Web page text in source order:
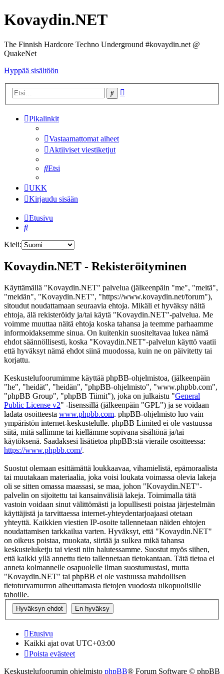
Kovaydin.NET
The Finnish Hardcore Techno Underground #kovaydin.net @
QuakeNet
Hyppää sisältöön
Etsi
Pikalinkit
Vastaamattomat aiheet
Aktiiviset viestiketjut
Etsi
UKK
Kirjaudu sisään
Etusivu
Etsi
Kieli:
Kovaydin.NET - Rekisteröityminen
Käyttämällä "Kovaydin.NET" palvelua (jälkeenpäin "me", "meitä",
"meidän", "Kovaydin.NET", "https://www.kovaydin.net/forum"),
sitoudut noudattamaan seuraavia ehtoja. Mikäli et hyväksy näitä
ehtoja, älä rekisteröidy ja/tai käytä "Kovaydin.NET"-palvelua. Me
voimme muuttaa näitä ehtoja koska tahansa ja teemme parhaamme
informoidaksemme sinua. On kuitenkin suositeltavaa lukea nämä
ehdot säännöllisesti, koska "Kovaydin.NET"-palvelun käyttö vaatii
että hyväksyt nämä ehdot siinä muodossa, kuin ne on päivitetty tai
korjattu.
Keskustelufoorumimme käyttää phpBB-ohjelmistoa, (jälkeenpäin
"he", "heidät", "heidän", "phpBB-ohjelmisto", "www.phpbb.com",
"phpBB Group", "phpBB Tiimit"), joka on julkaistu "General
Public License v2" -lisenssillä (jälkeenpäin "GPL") ja se voidaan
ladata osoitteesta www.phpbb.com. phpBB-ohjelmisto luo vain
ympäristön internet-keskustelulle. phpBB Limited ei ole vastuussa
siitä, mitä sallimme tai kiellämme sopivana sisältönä ja/tai
käytöksenä. Saadaksesi lisätietoa phpBB:stä vieraile osoitteessa:
https://www.phpbb.com/.
Suostut olemaan esittämättä loukkaavaa, vihamielistä, epämoraalista
tai muutakaan materiaalia, joka voisi loukata voimassa olevia lakeja
oli se sitten omassa maassasi, se maa, johon "Kovaydin.NET"-
palvelin on sijoitettu tai kansainvälisiä lakeja. Toimimalla tätä
vastoin voidaan sinut välittömästi ja lopullisesti poistaa järjestelmän
käyttäjistä ja tarvittaessa internet-yhteydentarjoajaasi otetaan
yhteyttä. Kaikkien viestien IP-osoite tallennetaan näiden ehtojen
noudattamisen tarkkailua varten. Hyväksyt, että "Kovaydin.NET"
on oikeus poistaa, muokata, siirtää ja sulkea mikä tahansa
keskusteluketju tai viesti niin halutessamme. Suostut myös siihen,
että kaikki yllä annettu tieto tallennetaan tietokantaan. Tätä tietoa ei
anneta kolmannelle osapuolelle ilman suostumustasi, mutta
"Kovaydin.NET" tai phpBB ei ole vastuussa mahdollisen
tietoturvamurron aiheuttamasta tietojen vuodosta ulkopuolisille
tahoille.
Etusivu
Kaikki ajat ovat UTC+03:00
Poista evästeet
Keskustelufoorumin ohjelmisto phpBB® Forum Software © phpBB